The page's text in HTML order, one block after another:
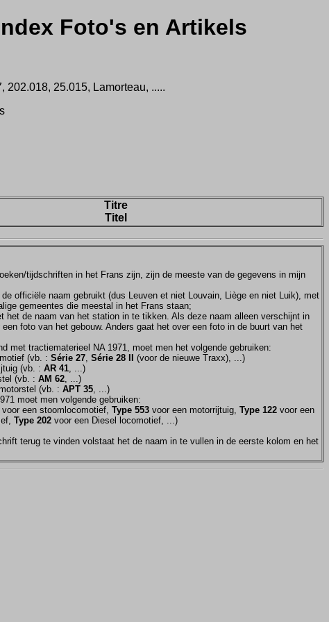
Foto's en Artikels
202.018, 25.015, Lamorteau, .....
Titre
Titel
tijdschriften in het Frans zijn, zijn de meeste van de gegevens in mijn
officiële naam gebruikt (dus Leuven et niet Louvain, Liège en niet Luik), met
gemeentes die meestal in het Frans staan;
het de naam van het station in te tikken. Als deze naam alleen verschijnt in
foto van het gebouw. Anders gaat het over een foto in de buurt van het
met tractiematerieel NA 1971, moet men het volgende gebruiken:
(vb. : Série 27 Série 28 II
(voor de nieuwe Traxx), ...)
(vb. : AR 41 , ...)
(vb. : AM 62 , ...)
(vb. : APT 35 , ...)
moet men volgende gebruiken:
voor een stoomlocomotief, Type 553 voor een motorrijtuig, Type 122 voor een
Type 202 voor een Diesel locomotief, ...)
terug te vinden volstaat het de naam in te vullen in de eerste kolom en het